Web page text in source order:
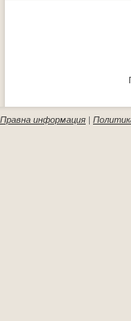
Правна информация |